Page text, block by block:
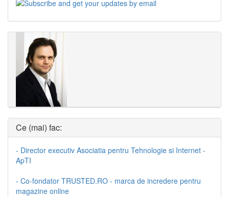
Ce (mai) fac:
- Director executiv Asociatia pentru Tehnologie si Internet -
ApTI
- Co-fondator TRUSTED.RO - marca de incredere pentru
magazine online